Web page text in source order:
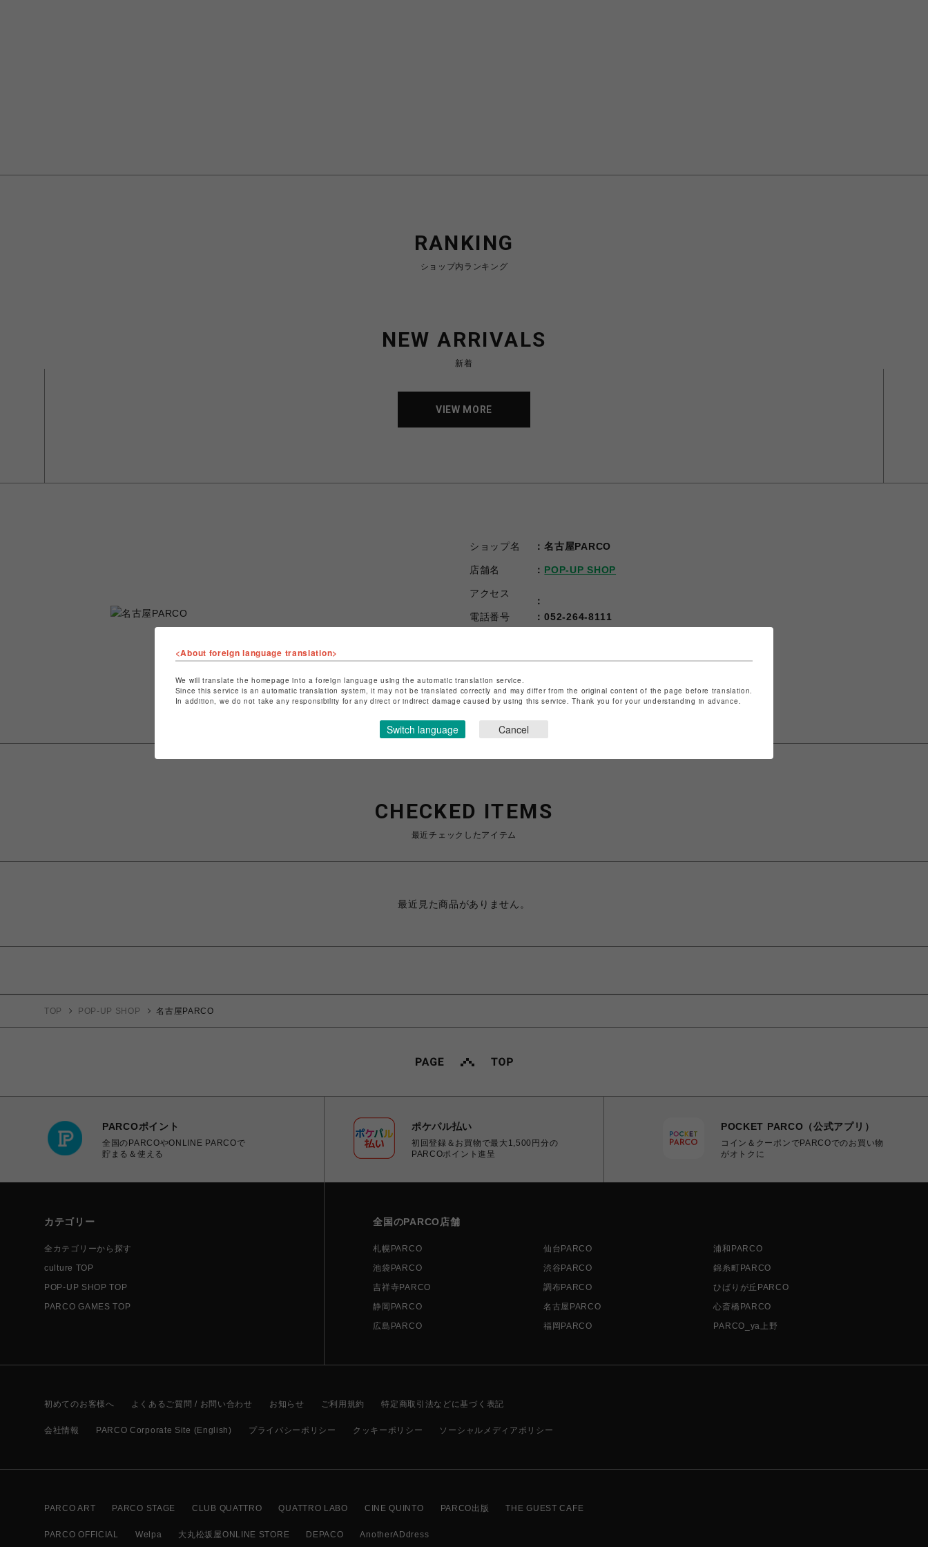
RANKING
ショップ内ランキング
NEW ARRIVALS
新着
VIEW MORE
VIEW MORE
ショップ名 名古屋PARCO
店舗名 POP-UP SHOP
アクセス
電話番号 052-264-8111
特定商取引法など法令に基づく表記は
CHECKED ITEMS
最近チェックしたアイテム
最近見た商品がありません。
TOP POP-UP SHOP 名古屋PARCO
PARCOポイント
全国のPARCOやONLINE PARCOで
貯まる＆使える
ポケパル払い
初回登録＆お買物で最大1,500円分の
PARCOポイント進呈
POCKET PARCO（公式アプリ）
コイン＆クーポンでPARCOでのお買い物
がオトクに
カテゴリー
全カテゴリーから探す
culture TOP
POP-UP SHOP TOP
PARCO GAMES TOP
全国のPARCO店舗
札幌PARCO 仙台PARCO
浦和PARCO
池袋PARCO
渋谷PARCO
錦糸町PARCO
吉祥寺PARCO
調布PARCO
ひばりが丘PARCO
静岡PARCO
名古屋PARCO
心斎橋PARCO
広島PARCO
福岡PARCO PARCO_ya上野
初めてのお客様へ よくあるご質問 / お問い合わせ お知らせ ご利用規約 特定商取引法などに基づく表記
会社情報 PARCO Corporate Site (English) プライバシーポリシー クッキーポリシー ソーシャルメディアポリシー
PARCO ART PARCO STAGE CLUB QUATTRO QUATTRO LABO CINE QUINTO PARCO出版 THE GUEST CAFE
PARCO OFFICIAL Welpa 大丸松坂屋ONLINE STORE DEPACO AnotherADdress
<About foreign language translation>
We will translate the homepage into a foreign language using the automatic translation service.
Since this service is an automatic translation system, it may not be translated correctly and may differ from the original content of the page before translation.
In addition, we do not take any responsibility for any direct or indirect damage caused by using this service. Thank you for your understanding in advance.
Switch language Cancel